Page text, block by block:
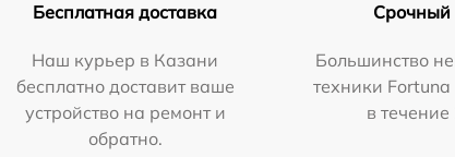
Бесплатная доставка
Наш курьер в Казани
бесплатно доставит ваше
устройство на ремонт и
обратно.
Срочный
Большинство
техники
в течение